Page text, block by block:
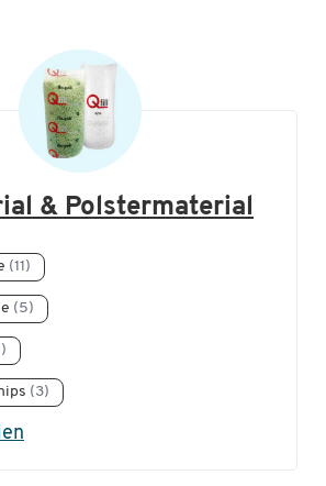
& Polstermaterial
(11)
(5)
(3)